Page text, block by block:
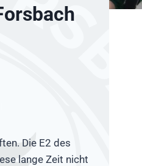
Die E2 des
lange Zeit nicht